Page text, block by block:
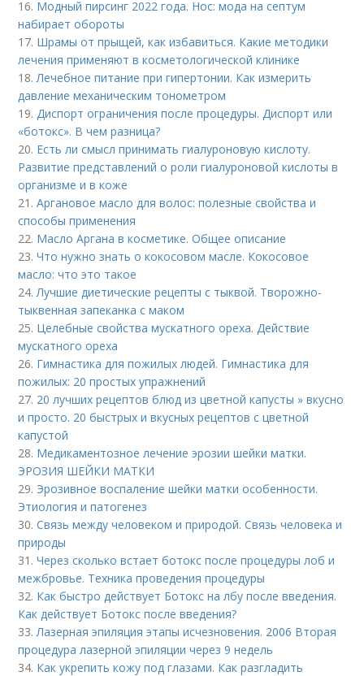
16. Модный пирсинг 2022 года. Нос: мода на септум
набирает обороты
17. Шрамы от прыщей, как избавиться. Какие методики
лечения применяют в косметологической клинике
18.Лечебное питание при гипертонии. Как измерить
давление механическим тонометром
19.Диспорт ограничения после процедуры. Диспорт или
«ботокс». В чем разница?
20. Есть ли смысл принимать гиалуроновую кислоту.
Развитие представлений о роли гиалуроновой кислоты в
организме и в коже
21.Аргановое масло для волос: полезные свойства и
способы применения
22. Масло Аргана в косметике. Общее описание
23.Что нужно знать о кокосовом масле. Кокосовое
масло: что это такое
24.Лучшие диетические рецепты с тыквой. Творожно-
тыквенная запеканка с маком
25. Целебные свойства мускатного ореха. Действие
мускатного ореха
26. Гимнастика для пожилых людей. Гимнастика для
пожилых: 20 простых упражнений
27. 20 лучших рецептов блюд из цветной капусты » вкусно
и просто. 20 быстрых и вкусных рецептов с цветной
капустой
28. Медикаментозное лечение эрозии шейки матки.
ЭРОЗИЯ ШЕЙКИ МАТКИ
29. Эрозивное воспаление шейки матки особенности.
Этиология и патогенез
30.Связь между человеком и природой. Связь человека и
природы
31.Через сколько встает ботокс после процедуры лоб и
межбровье. Техника проведения процедуры
32. Как быстро действует Ботокс на лбу после введения.
Как действует Ботокс после введения?
33.Лазерная эпиляция этапы исчезновения. 2006 Вторая
процедура лазерной эпиляции через 9 недель
34. Как укрепить кожу под глазами. Как разгладить